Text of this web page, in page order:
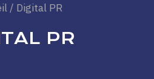
/ Digital PR
PR